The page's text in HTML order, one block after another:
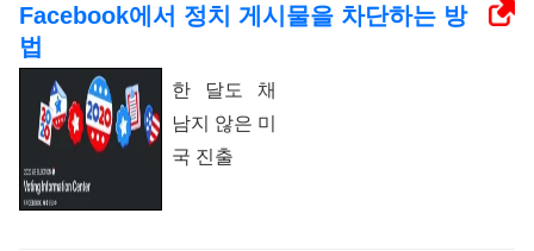
Facebook에서 정치 게시물을 차단하는 방
법
한 달도 채
남지 않은 미
국 진출